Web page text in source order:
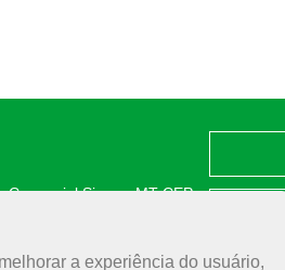
Comercial Sinop - MT CEP:
Política
a experiência do usuário,